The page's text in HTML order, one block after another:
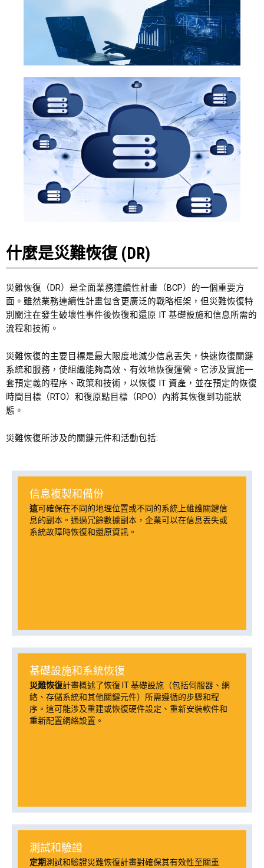
什麼是災難恢復 (DR)
災難恢復（DR）是全面業務連續性計畫（BCP）的一個重要方
面。雖然業務連續性計畫包含更廣泛的戰略框架，但災難恢復特
別關注在發生破壞性事件後恢復和還原 IT 基礎設施和信息所需的
流程和技術。
災難恢復的主要目標是最大限度地減少信息丟失，快速恢復關鍵
系統和服務，使組織能夠高效、有效地恢復運營。它涉及實施一
套預定義的程序、政策和技術，以恢復 IT 資產，並在預定的恢復
時間目標（RTO）和復原點目標（RPO）內將其恢復到功能狀
態。
災難恢復所涉及的關鍵元件和活動包括:
信息複製和備份
這可確保在不同的地理位置或不同的系統上維護關鍵信
息的副本。通過冗餘數據副本，企業可以在信息丟失或
系統故障時恢復和還原資訊。
基礎設施和系統恢復
災難恢復計畫概述了恢復 IT 基礎設施（包括伺服器、網
絡、存儲系統和其他關鍵元件）所需遵循的步驟和程
序。這可能涉及重建或恢復硬件設定、重新安裝軟件和
重新配置網絡設置。
測試和驗證
定期測試和驗證災難恢復計畫對確保其有效性至關重